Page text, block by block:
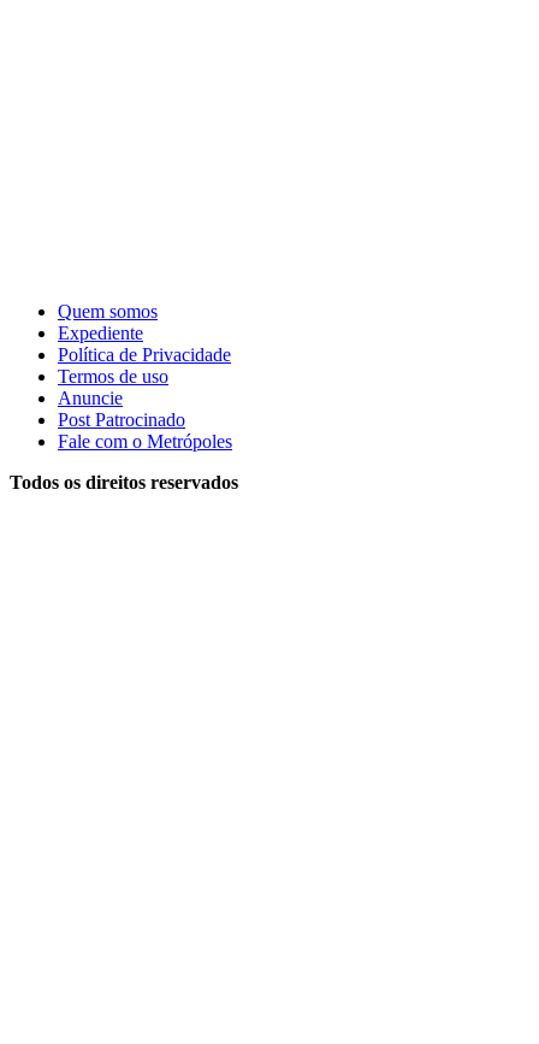
Quem somos
Expediente
Política de Privacidade
Termos de uso
Anuncie
Post Patrocinado
Fale com o Metrópoles
Todos os direitos reservados